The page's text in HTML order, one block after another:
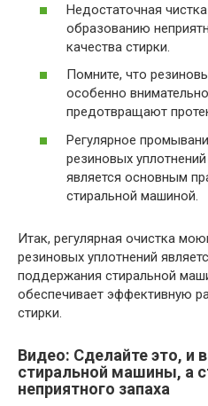
Недостаточная
образованию
качества стирки.
Помните, что
особенно
предотвращают
Регулярное
резиновых
является основным
стиральной машиной.
Итак, регулярная очистка
резиновых уплотнений
поддержания стиральной
обеспечивает эффективную
стирки.
Видео: Сделайте это, и
стиральной машины, а
неприятного запаха